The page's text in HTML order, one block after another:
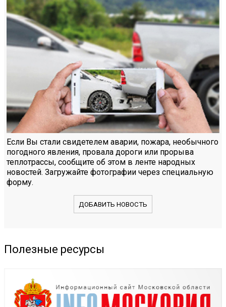
Если Вы стали свидетелем аварии, пожара, необычного
погодного явления, провала дороги или прорыва
теплотрассы, сообщите об этом в ленте народных
новостей. Загружайте фотографии через специальную
форму.
ДОБАВИТЬ НОВОСТЬ
Полезные ресурсы